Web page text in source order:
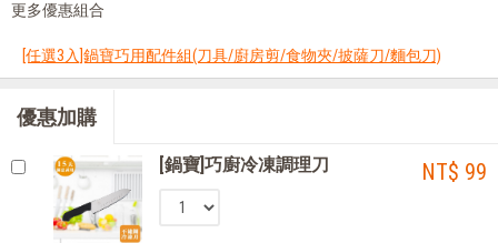
更多優惠組合
[任選3入]鍋寶巧用配件組(刀具/廚房剪/食物夾/披薩刀/麵包刀)
優惠加購
[鍋寶]巧廚冷凍調理刀 NT$ 99